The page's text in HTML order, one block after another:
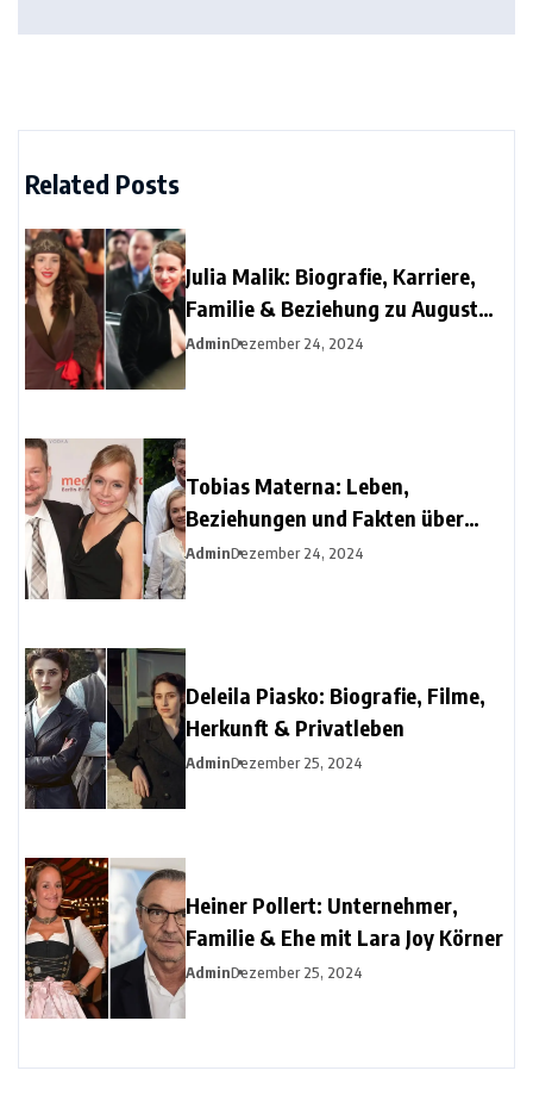
Related Posts
Julia Malik: Biografie, Karriere,
Familie & Beziehung zu August
Diehl
AdminDezember 24, 2024
Tobias Materna: Leben,
Beziehungen und Fakten über
Christine Urspruchs Ex-Ehemann
AdminDezember 24, 2024
Deleila Piasko: Biografie, Filme,
Herkunft & Privatleben
AdminDezember 25, 2024
Heiner Pollert: Unternehmer,
Familie & Ehe mit Lara Joy Körner
AdminDezember 25, 2024